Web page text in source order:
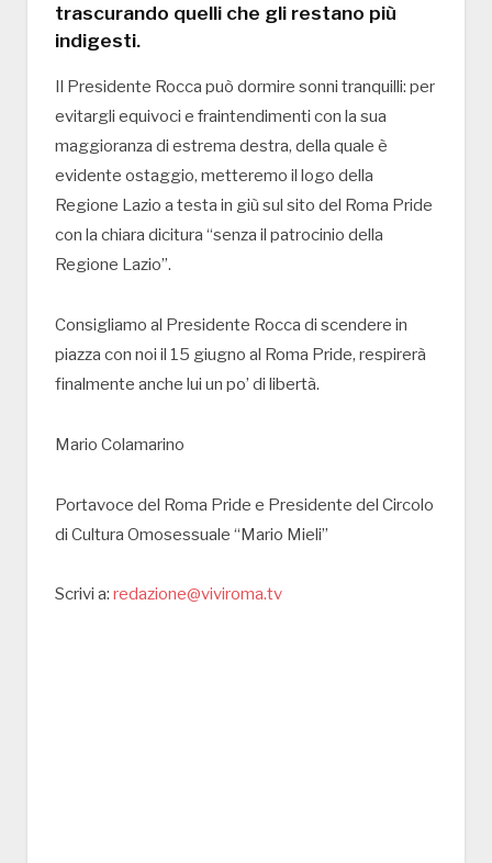
trascurando quelli che gli restano più
indigesti.
Il Presidente Rocca può dormire sonni tranquilli: per
evitargli equivoci e fraintendimenti con la sua
maggioranza di estrema destra, della quale è
evidente ostaggio, metteremo il logo della
Regione Lazio a testa in giù sul sito del Roma Pride
con la chiara dicitura “senza il patrocinio della
Regione Lazio”.
Consigliamo al Presidente Rocca di scendere in
piazza con noi il 15 giugno al Roma Pride, respirerà
finalmente anche lui un po’ di libertà.
Mario Colamarino
Portavoce del Roma Pride e Presidente del Circolo
di Cultura Omosessuale “Mario Mieli”
Scrivi a: redazione@viviroma.tv